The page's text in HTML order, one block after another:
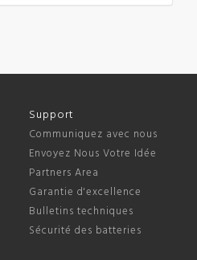
Support
Communiquez avec nous
Envoyez Nous Votre Idée
Partners Area
Garantie d'excellence
Bulletins techniques
Sécurité des batteries